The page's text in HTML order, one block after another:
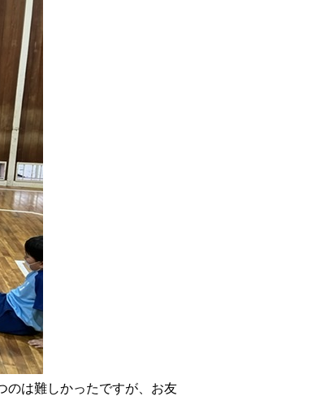
のは難しかったですが、お友